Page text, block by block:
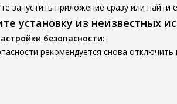
запустить приложение сразу или
установку из неизвестных
безопасности:
рекомендуется снова отключить